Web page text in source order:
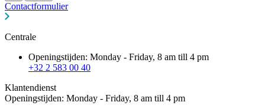
Contactformulier
Centrale
Openingstijden: Monday - Friday, 8 am till 4 pm
+32 2 583 00 40
Klantendienst
Openingstijden: Monday - Friday, 8 am till 4 pm